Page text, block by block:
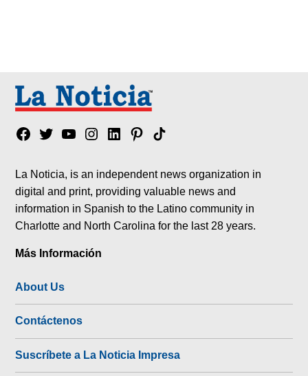
Facebook
TwitterYouTubeInstagram
LinkedinPinterest
Tik
La Noticia, is an independent news organization in
digital and print, providing valuable news and
information in Spanish to the Latino community in
Charlotte and North Carolina for the last 28 years.
Más Información
About Us
Contáctenos
Suscríbete a La Noticia Impresa